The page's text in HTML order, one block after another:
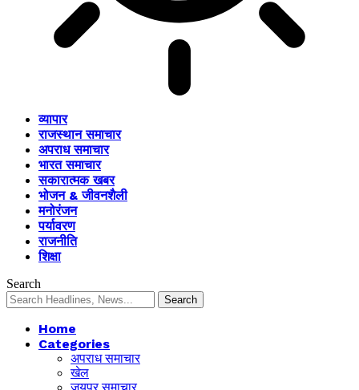
व्यापार
राजस्थान समाचार
अपराध समाचार
भारत समाचार
सकारात्मक खबर
भोजन & जीवनशैली
मनोरंजन
पर्यावरण
राजनीति
शिक्षा
Search
Home
Categories
अपराध समाचार
खेल
जयपुर समाचार